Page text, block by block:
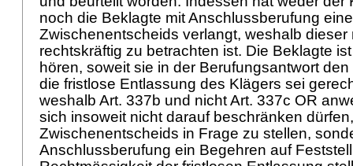
noch die Beklagte mit Anschlussberufung
Zwischenentscheids verlangt, weshalb dieser
rechtskräftig zu betrachten ist. Die Beklagte
hören, soweit sie in der Berufungsantwort
die fristlose Entlassung des Klägers sei
weshalb Art. 337b und nichtArt. 337c OR
sich insoweit nicht darauf beschränken
Zwischenentscheids in Frage zu stellen,
Anschlussberufung ein Begehren auf